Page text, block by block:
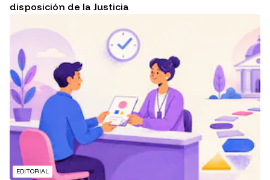
disposición de la Justicia
EDITORIAL